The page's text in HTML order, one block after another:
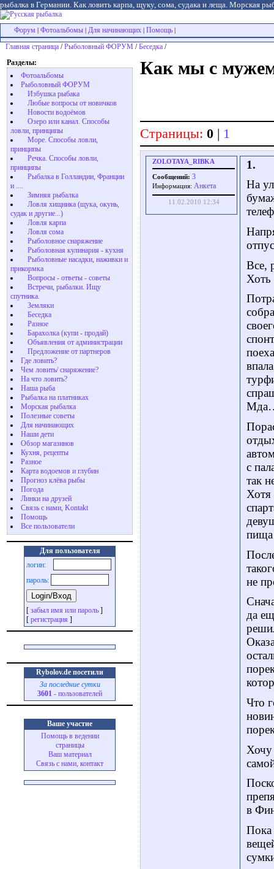
рыбалка в Германии. Как ловить карпа, щуку, сома, судака и леща. Морская
Форум Фотоальбомы Для начинающих Помощь
Главная страница /Рыболовный ФОРУМ /Беседка /
Разделы:
Фотоальбомы
Рыболовный ФОРУМ
Избушка рыбака
Любые вопросы от новичков
Новости водоёмов
Озеро или канал. Способы
ловли, принципы
Море. Способы ловли,
принципы
Речка. Способы ловли,
принципы
Рыбалка в Голландии, Франции
и ....
Зимняя рыбалка
Ловля хищника (щука, окунь,
судак и другие...)
Ловля карпа
Ловля сома
Рыболовное снаряжение
Рыболовная кулинария - кухня
Рыболовные насадки, наживки и
прикормка
Вопросы - ответы - советы
Встречи, рыбалки. Ищу
спутника.
Земляки
Беседка
Разное
Барахолка (купи - продай)
Объявления от администрации
Предложение от партнеров
Где ловить?
Чем ловить/ снаряжение?
На что ловить?
Наша рыба
Рыбалка на платниках
Морская рыбалка
Полезные советы
Для начинающих
Наши дети
Обзор магазинов
Кухня, рецепты
Разное
Карта водоемов и глубин
Прогноз клёва рыбы
Погода
Линки на друзей
Связь с нами, Kontakt
Помощь
Все пользователи
Для пользователя
логин:
пароль:
[ забыл имя или пароль ]
[ регистрация ]
Rybolov.de посетили
За последние сутки
3601 - пользователей
Ваше участие
Помощь в ведении
страницы
Ваш материал
Связь с нами, контакт
Как мы с
Страницы: 0 | 1
ZOLOTAYA_RIBKA
Сообщений: 3
Информация: Aнкета
11.02.2010 12:34
1.
На
Все,
Хоть
с
так
Хотя
пища
не
да
Что
Хочу
в
Пока